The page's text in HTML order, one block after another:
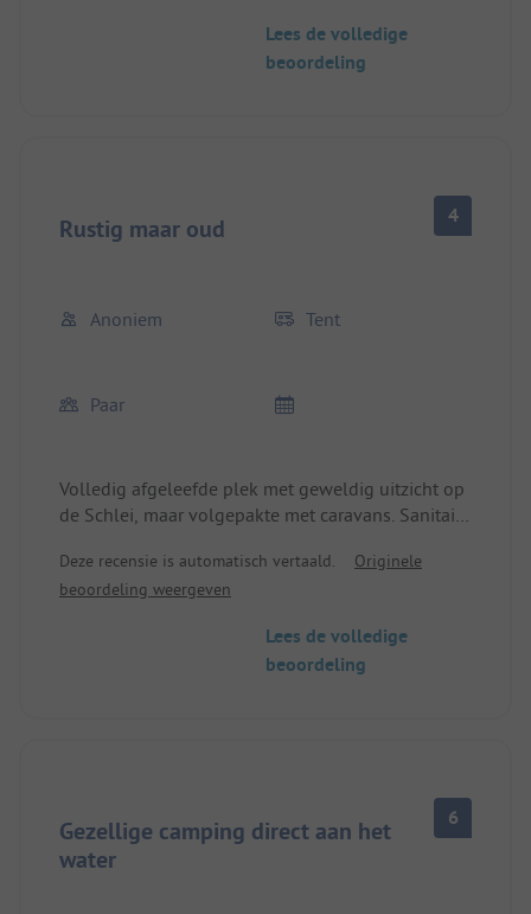
Lees de volledige
beoordeling
Rustig maar oud 4
Anoniem Tent
Paar
Volledig afgeleefde plek met geweldig uitzicht op
de Schlei, maar volgepakte met caravans. Sanitair
zitgelegenheid op het tentveld. Geen elektriciteit,
geen water op het veld. Daarentegen paradijselijk
Deze recensie is automatisch vertaald.
Originele
beoordeling weergeven
Lees de volledige
beoordeling
Gezellige camping direct aan het
water
6